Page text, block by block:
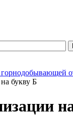
букву Б